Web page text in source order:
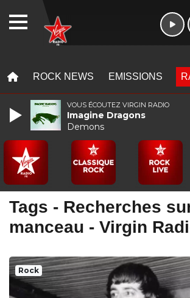
ROCK NEWS EMISSIONS
Tags - Recherches
manceau - Virgin
Rock
VOUS ÉCOUTEZ VIRGIN RADIO
Imagine Dragons
Demons
WEBRADIO